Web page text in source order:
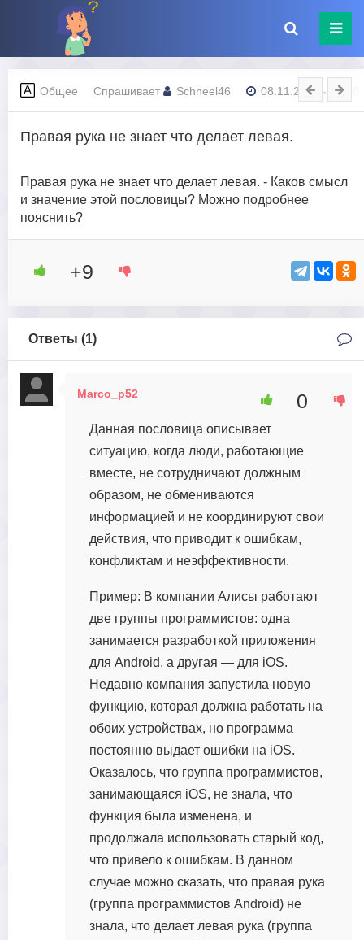
Общее Спрашивает Schneel46 08.11.2023 - 15:10
Правая рука не знает что делает левая.
Правая рука не знает что делает левая. - Каков смысл
и значение этой пословицы? Можно подробнее
пояснить?
+9
Ответы (1)
Marco_p52
Данная пословица описывает
ситуацию, когда люди, работающие
вместе, не сотрудничают должным
образом, не обмениваются
информацией и не координируют свои
действия, что приводит к ошибкам,
конфликтам и неэффективности.
Пример: В компании Алисы работают
две группы программистов: одна
занимается разработкой приложения
для Android, а другая — для iOS.
Недавно компания запустила новую
функцию, которая должна работать на
обоих устройствах, но программа
постоянно выдает ошибки на iOS.
Оказалось, что группа программистов,
занимающаяся iOS, не знала, что
функция была изменена, и
продолжала использовать старый код,
что привело к ошибкам. В данном
случае можно сказать, что правая рука
(группа программистов Android) не
знала, что делает левая рука (группа
0